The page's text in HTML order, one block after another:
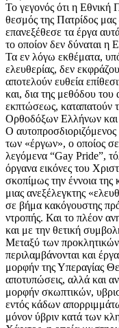
Το γεγονός ότι η Εθνική
θεσμός της Πατρίδος
επανεξέθεσε τα έργα
το οποίον δεν δύναται η
Τα εν λόγω εκθέματα,
ελευθερίας, δεν
αποτελούν ευθεία
και, δια της μεθόδου του
εκπτώσεως, καταπατούν
Ορθοδόξων Ελλήνων και
Ο
των «έργων», ο οποίος
λεγόμενα “Gay Pride”,
όργανα εικόνες του
σκοπίμως την έννοια της
μιας ανεξέλεγκτης
σε βήμα κακόγουστης
ντροπής. Και το πλέον
και με την θετική
Μεταξύ των
περιλαμβάνονται και
μορφήν της Υπεραγίας
αποτυπώσεις, αλλά και
μορφήν σκωπτικών,
εντός κάδων
μόνον ύβριν κατά των